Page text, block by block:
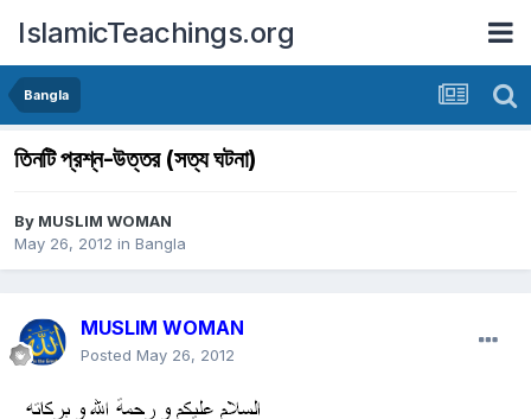
IslamicTeachings.org
Bangla
তিনটি প্রশ্ন-উত্তর (সত্য ঘটনা)
By MUSLIM WOMAN
May 26, 2012 in Bangla
MUSLIM WOMAN
Posted May 26, 2012